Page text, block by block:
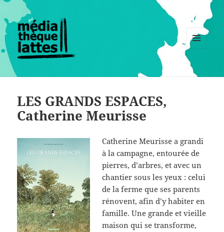
MENU
WIDGETS
LES GRANDS ESPACES,
Catherine Meurisse
Catherine Meurisse a grandi
à la campagne, entourée de
pierres, d’arbres, et avec un
chantier sous les yeux : celui
de la ferme que ses parents
rénovent, afin d’y habiter en
famille. Une grande et vieille
maison qui se transforme,